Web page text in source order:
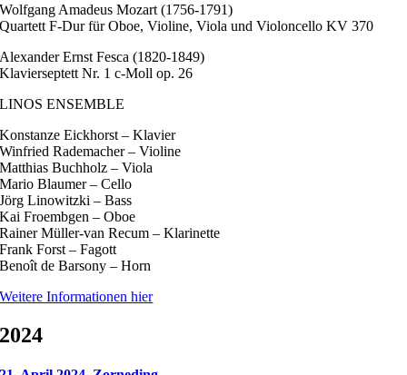
Wolfgang Amadeus Mozart (1756-1791)
Quartett F-Dur für Oboe, Violine, Viola und Violoncello KV 370
Alexander Ernst Fesca (1820-1849)
Klavierseptett Nr. 1 c-Moll op. 26
LINOS ENSEMBLE
Konstanze Eickhorst – Klavier
Winfried Rademacher – Violine
Matthias Buchholz – Viola
Mario Blaumer – Cello
Jörg Linowitzki – Bass
Kai Froembgen – Oboe
Rainer Müller-van Recum – Klarinette
Frank Forst – Fagott
Benoît de Barsony – Horn
Weitere Informationen hier
2024